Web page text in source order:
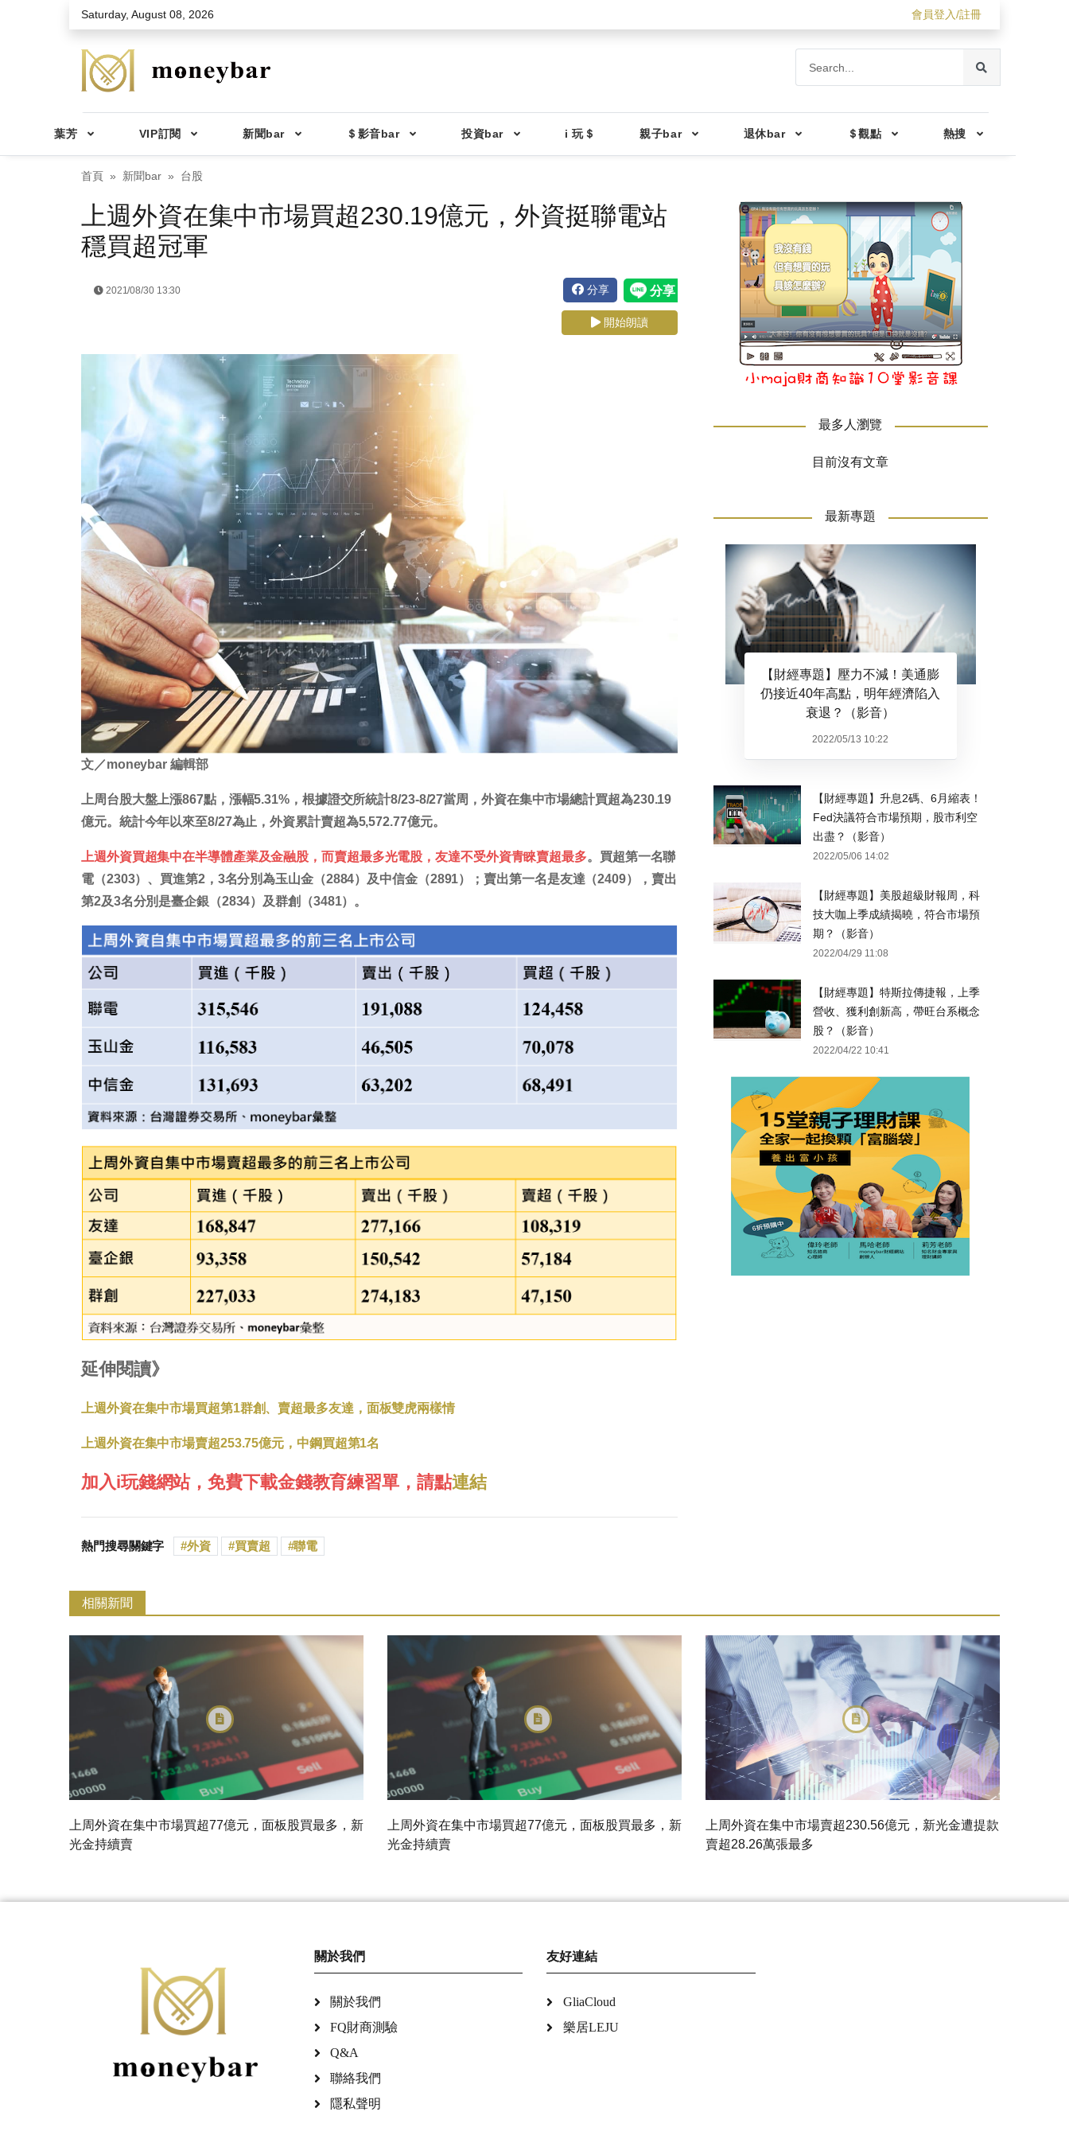
Skip to main contentSaturday, August 08, 2026 會員登入/註冊
葉芳 VIP訂閱 新聞bar ＄影音bar 投資bar i 玩＄ 親子bar 退休bar ＄觀點 熱搜
首頁 新聞bar 台股
上週外資在集中市場買超230.19億元，外資挺聯電站
穩買超冠軍
2021/08/30 13:30 分享
開始朗讀
文／moneybar 編輯部
上周台股大盤上漲867點，漲幅5.31%，根據證交所統計8/23-8/27當周，外資在集中市場總計買超為230.19
億元。統計今年以來至8/27為止，外資累計賣超為5,572.77億元。
上週外資買超集中在半導體產業及金融股，而賣超最多光電股，友達不受外資青睞賣超最多。買超第一名聯
電（2303）、買進第2，3名分別為玉山金（2884）及中信金（2891）；賣出第一名是友達（2409），賣出
第2及3名分別是臺企銀（2834）及群創（3481）。
延伸閱讀》
上週外資在集中市場買超第1群創、賣超最多友達，面板雙虎兩樣情
上週外資在集中市場賣超253.75億元，中鋼買超第1名
加入i玩錢網站，免費下載金錢教育練習單，請點連結
熱門搜尋關鍵字 外資 買賣超 聯電
最多人瀏覽
目前沒有文章
最新專題
【財經專題】壓力不減！美通膨
仍接近40年高點，明年經濟陷入
衰退？（影音）
2022/05/13 10:22
【財經專題】升息2碼、6月縮表！
Fed決議符合市場預期，股市利空
出盡？（影音）
2022/05/06 14:02
【財經專題】美股超級財報周，科
技大咖上季成績揭曉，符合市場預
期？（影音）
2022/04/29 11:08
【財經專題】特斯拉傳捷報，上季
營收、獲利創新高，帶旺台系概念
股？（影音）
2022/04/22 10:41
相關新聞
上周外資在集中市場買超77億元，面板股買最多，新
光金持續賣
上周外資在集中市場買超77億元，面板股買最多，新
光金持續賣
上周外資在集中市場賣超230.56億元，新光金遭提款
賣超28.26萬張最多
關於我們
關於我們
FQ財商測驗
Q&A
聯絡我們
隱私聲明
友好連結
GliaCloud
樂居LEJU